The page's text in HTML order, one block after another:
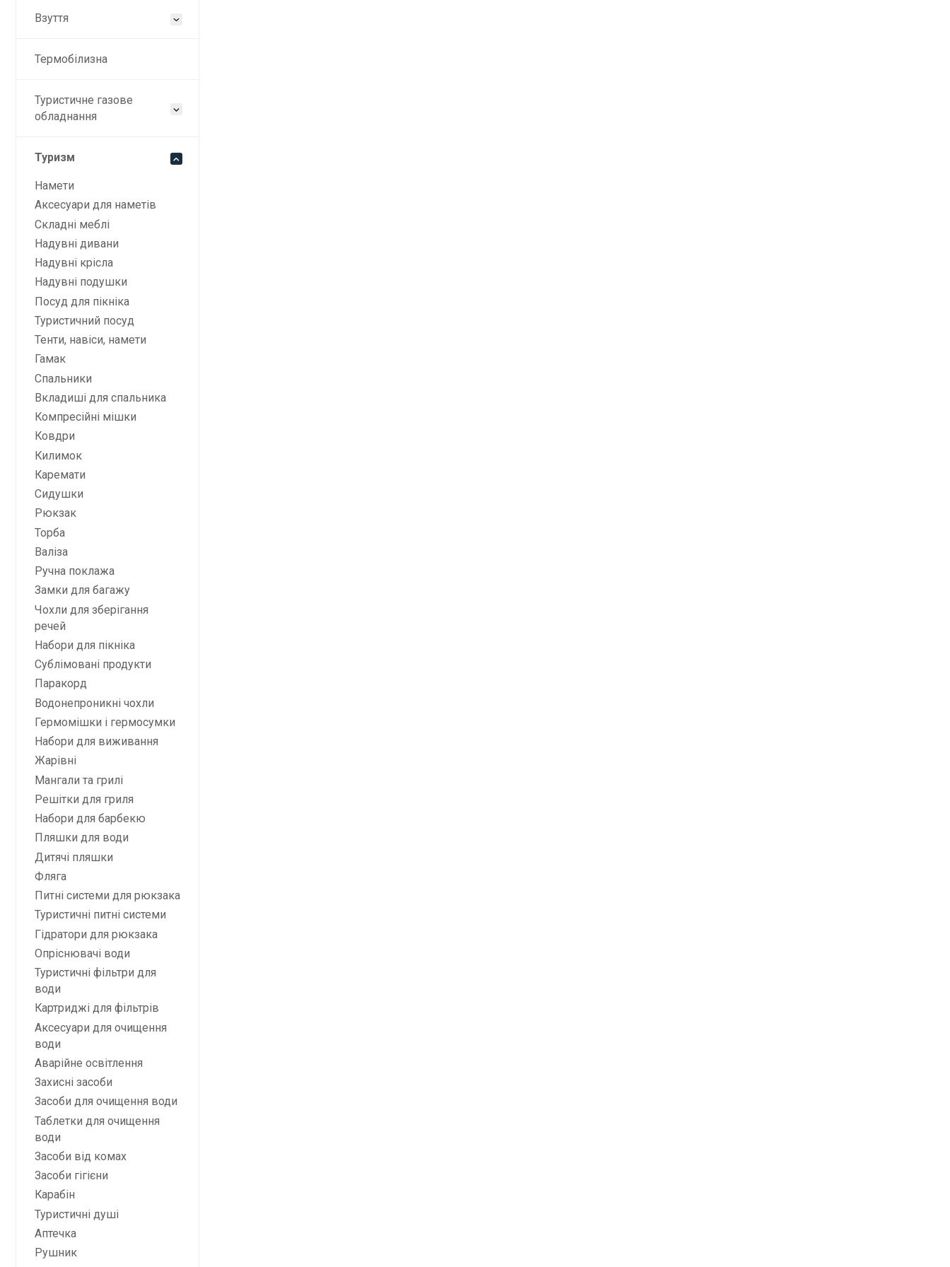
Взуття
Термобілизна
Туристичне газове
обладнання
Туризм
Намети
Аксесуари для наметів
Складні меблі
Надувні дивани
Надувні крісла
Надувні подушки
Посуд для пікніка
Туристичний посуд
Тенти, навіси, намети
Гамак
Спальники
Вкладиші для спальника
Компресійні мішки
Ковдри
Килимок
Каремати
Сидушки
Рюкзак
Торба
Валіза
Ручна поклажа
Замки для багажу
Чохли для зберігання
речей
Набори для пікніка
Сублімовані продукти
Паракорд
Водонепроникні чохли
Гермомішки і гермосумки
Набори для виживання
Жарівні
Мангали та грилі
Решітки для гриля
Набори для барбекю
Пляшки для води
Дитячі пляшки
Фляга
Питні системи для рюкзака
Туристичні питні системи
Гідратори для рюкзака
Опріснювачі води
Туристичні фільтри для
води
Картриджі для фільтрів
Аксесуари для очищення
води
Аварійне освітлення
Захисні засоби
Засоби для очищення води
Таблетки для очищення
води
Засоби від комах
Засоби гігієни
Карабін
Туристичні душі
Аптечка
Рушник